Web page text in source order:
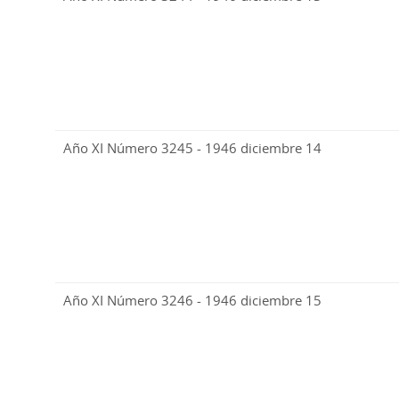
Año XI Número 3245 - 1946 diciembre 14
Año XI Número 3246 - 1946 diciembre 15